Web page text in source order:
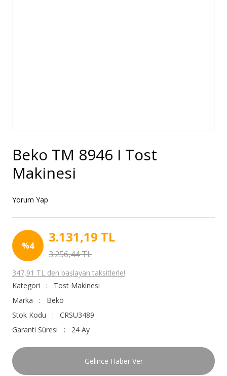
Beko TM 8946 I Tost
Makinesi
Yorum Yap
%4
3.131,19 TL
3.256,44 TL
347,91 TL den başlayan taksitlerle!
Kategori
Tost Makinesi
Marka
Beko
Stok Kodu
CRSU3489
Garanti Süresi
24 Ay
Gelince Haber Ver